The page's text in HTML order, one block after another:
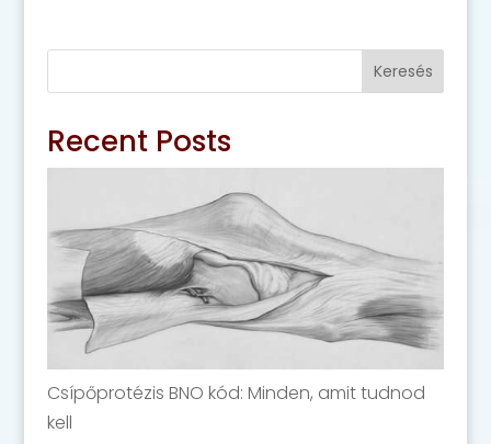
Keresés
Recent Posts
Csípőprotézis BNO kód: Minden, amit tudnod
kell